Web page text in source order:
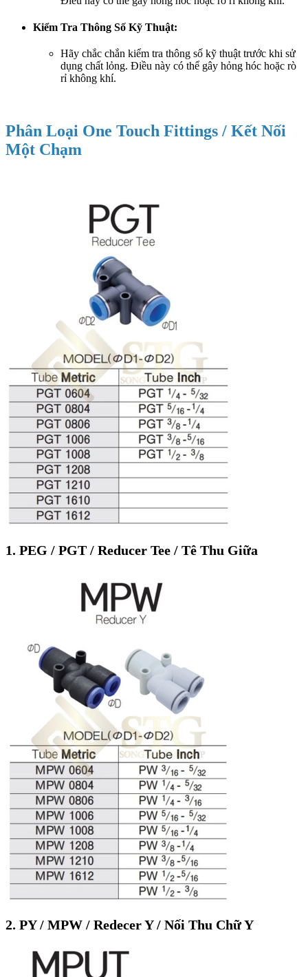
Kiểm Tra Thông Số Kỹ Thuật:
Hãy chắc chắn kiểm tra thông số kỹ thuật trước khi sử
dụng chất lỏng. Điều này có thể gây hỏng hóc hoặc rò
rỉ không khí.
Phân Loại One Touch Fittings / Kết Nối
Một Chạm
1. PEG / PGT / Reducer Tee / Tê Thu Giữa
2. PY / MPW / Redecer Y / Nối Thu Chữ Y